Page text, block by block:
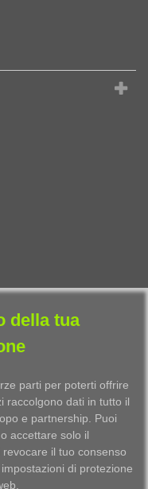
della tua
parti per poterti offrire
raccolgono dati in tutto il
e partnership. Puoi
accettare solo il
il tuo consenso
di protezione